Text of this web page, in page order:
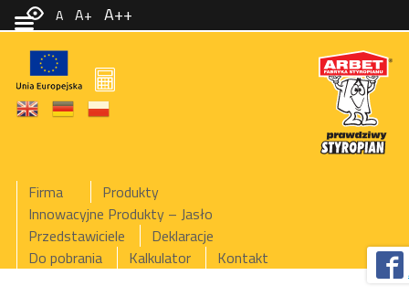
Firma
Produkty
Innowacyjne Produkty – Jasło
Przedstawiciele
Deklaracje
Do pobrania
Kalkulator Kontakt
A A+ A++